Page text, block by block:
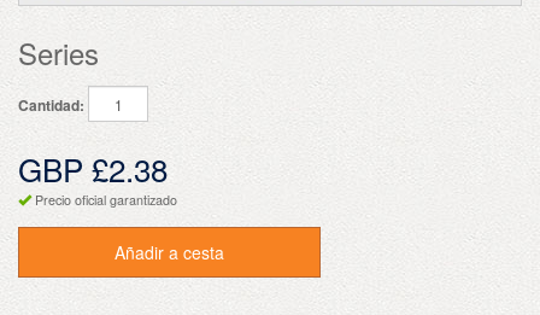
Series
Cantidad:
GBP £2.38
Precio oficial garantizado
Añadir a cesta